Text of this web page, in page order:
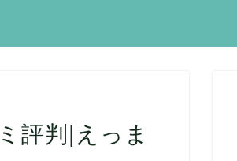
評判|えっま